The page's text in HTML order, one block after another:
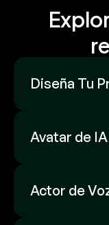
Diseña Tu
Avatar de IA
Actor de